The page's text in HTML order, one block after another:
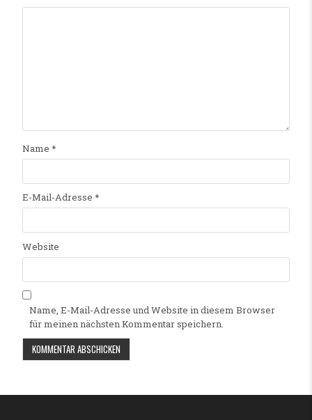
Name *
E-Mail-Adresse *
Website
Name, E-Mail-Adresse und Website in diesem Browser
für meinen nächsten Kommentar speichern.